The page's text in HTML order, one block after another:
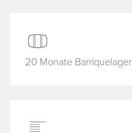
20 Monate Barriquelager